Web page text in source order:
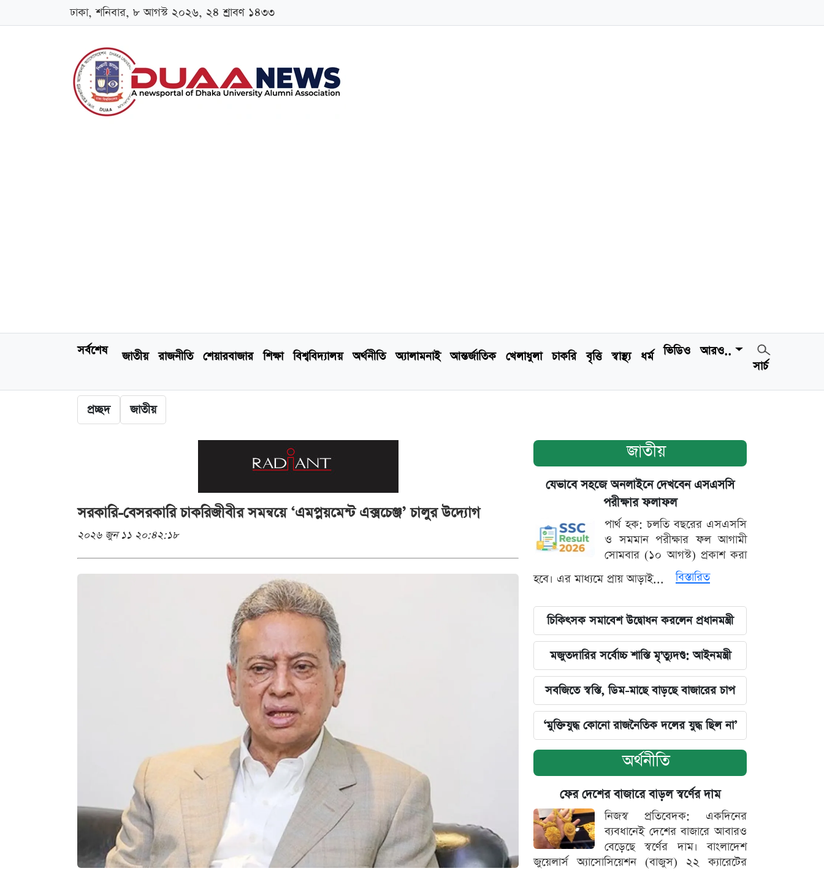
ঢাকা, শনিবার, ৮ আগস্ট ২০২৬, ২৪ শ্রাবণ ১৪৩৩
সর্বশেষ জাতীয় রাজনীতি শেয়ারবাজার শিক্ষা বিশ্ববিদ্যালয় অর্থনীতি অ্যালামনাই আন্তর্জাতিক খেলাধুলা চাকরি বৃত্তি স্বাস্থ্য ধর্ম ভিডিও
আরও..
সার্চ
প্রচ্ছদ জাতীয়
সরকারি-বেসরকারি চাকরিজীবীর সমন্বয়ে ‘এমপ্লয়মেন্ট এক্সচেঞ্জ’ চালুর উদ্যোগ
২০২৬ জুন ১১ ২০:৪২:১৮
জাতীয়
যেভাবে সহজে অনলাইনে দেখবেন এসএসসি
পরীক্ষার ফলাফল
পার্থ হক: চলতি বছরের এসএসসি
ও সমমান পরীক্ষার ফল আগামী
সোমবার (১০ আগস্ট) প্রকাশ করা
হবে। এর মাধ্যমে প্রায় আড়াই...
বিস্তারিত
চিকিৎসক সমাবেশ উদ্বোধন করলেন প্রধানমন্ত্রী
মজুতদারির সর্বোচ্চ শাস্তি মৃ'ত্যুদণ্ড: আইনমন্ত্রী
সবজিতে স্বস্তি, ডিম-মাছে বাড়ছে বাজারের চাপ
‘মুক্তিযুদ্ধ কোনো রাজনৈতিক দলের যুদ্ধ ছিল না’
অর্থনীতি
ফের দেশের বাজারে বাড়ল স্বর্ণের দাম
নিজস্ব প্রতিবেদক: একদিনের
ব্যবধানেই দেশের বাজারে আবারও
বেড়েছে স্বর্ণের দাম। বাংলাদেশ
জুয়েলার্স অ্যাসোসিয়েশন (বাজুস) ২২ ক্যারেটের